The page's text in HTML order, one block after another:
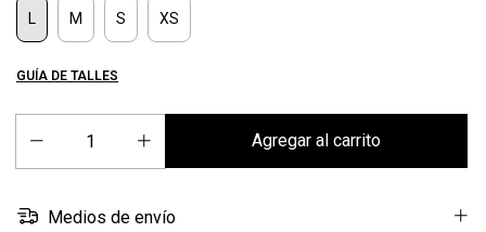
L M S XS
GUÍA DE TALLES
Medios de envío